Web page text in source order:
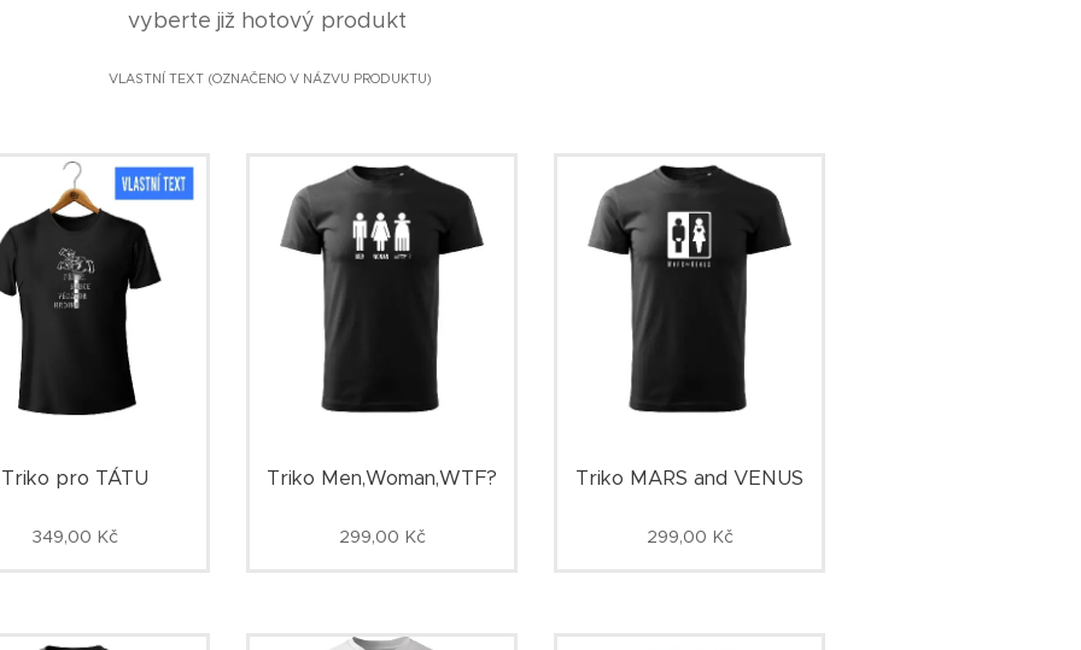
vyberte již hotový produkt
VLASTNÍ TEXT (OZNAČENO V NÁZVU PRODUKTU)
Triko pro TÁTU
349,00 Kč
Triko Men,Woman,WTF?
299,00 Kč
Triko MARS and VENUS
299,00 Kč